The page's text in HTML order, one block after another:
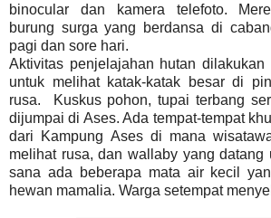
binocular dan kamera telefoto.
burung surga yang berdansa di
pagi dan sore hari.
Aktivitas penjelajahan hutan
untuk melihat katak-katak besar di
rusa. Kuskus pohon, tupai terbang
dijumpai di Ases. Ada tempat-tempat
dari Kampung Ases di mana
melihat rusa, dan wallaby yang datang
sana ada beberapa mata air kecil
hewan mamalia. Warga setempat